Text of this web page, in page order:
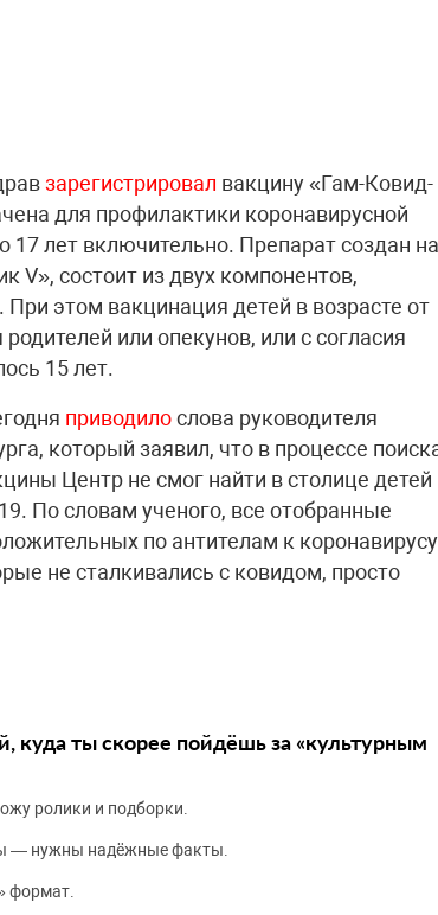
зарегистрировал вакцину «Гам-Ковид-
для профилактики коронавирусной
17 лет включительно. Препарат создан на
V», состоит из двух компонентов,
этом вакцинация детей в возрасте от
или опекунов, или с согласия
15 лет.
приводилослова руководителя
который заявил, что в процессе
Центр не смог найти в столице детей
По словам ученого, все отобранные
по антителам к коронавирусу
не сталкивались с ковидом, просто
куда ты скорее пойдёшь за «культурным
ролики и подборки.
— нужны надёжные факты.
формат.